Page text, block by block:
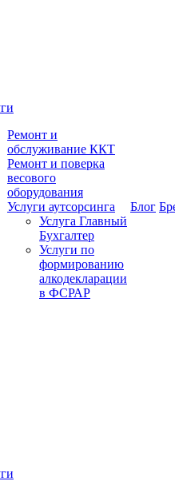
Ремонт и
обслуживание ККТ
Ремонт и поверка
весового
оборудования
Услуги аутсорсинга
Услуга Главный
Бухгалтер
Услуги по
формированию
алкодекларации
в ФСРАР
Блог